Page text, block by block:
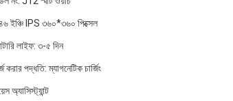
ইঞ্চি IPS ৩৬০*৩৬০ পিক্সেল
লাইফ: ৩-৫ দিন
করার পদ্ধতি: ম্যাগনেটিক চার্জিং
অ্যাসিস্ট্যান্ট